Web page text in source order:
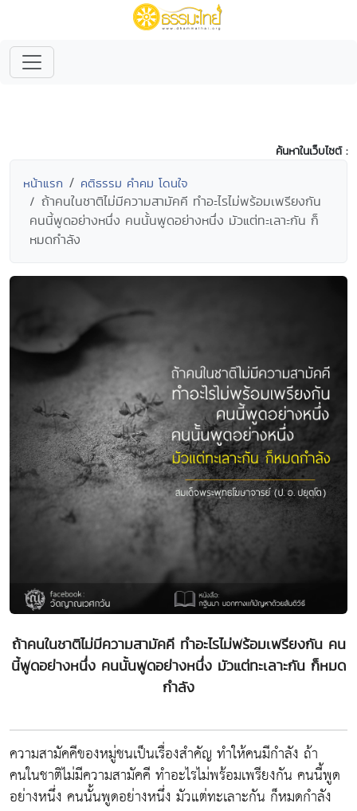
ค้นหาในเว็บไซต์ :
หน้าแรก คติธรรม คำคม โดนใจ
ถ้าคนในชาติไม่มีความสามัคคี ทำอะไรไม่พร้อมเพรียงกัน
คนนี้พูดอย่างหนึ่ง คนนั้นพูดอย่างหนึ่ง มัวแต่ทะเลาะกัน ก็
หมดกำลัง
ถ้าคนในชาติไม่มีความสามัคคี ทำอะไรไม่พร้อมเพรียงกัน คน
นี้พูดอย่างหนึ่ง คนนั้นพูดอย่างหนึ่ง มัวแต่ทะเลาะกัน ก็หมด
กำลัง
ความสามัคคีของหมู่ชนเป็นเรื่องสำคัญ ทำให้คนมีกำลัง ถ้า
คนในชาติไม่มีความสามัคคี ทำอะไรไม่พร้อมเพรียงกัน คนนี้พูด
อย่างหนึ่ง คนนั้นพูดอย่างหนึ่ง มัวแต่ทะเลาะกัน ก็หมดกำลัง